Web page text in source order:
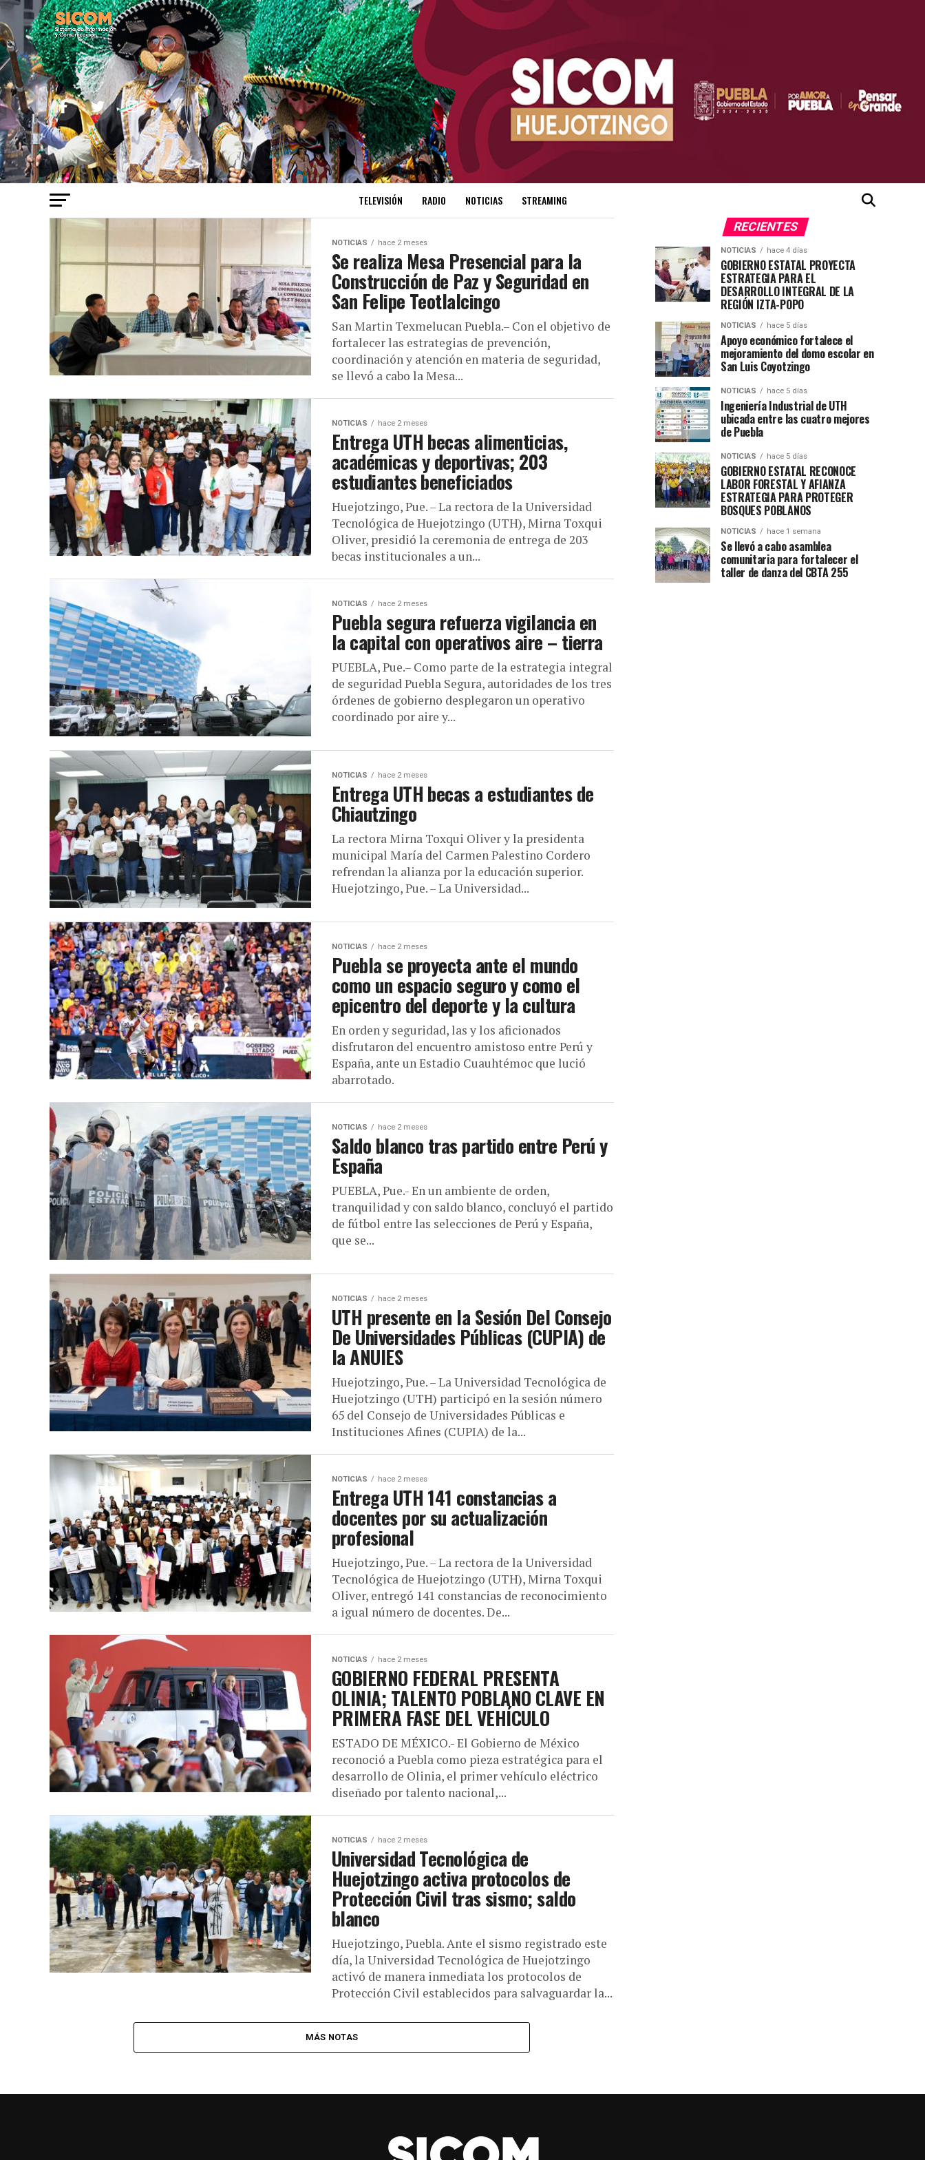
TELEVISIÓN RADIO NOTICIAS STREAMING
NOTICIAS hace 2 meses
Se realiza Mesa Presencial para la
Construcción de Paz y Seguridad en
San Felipe Teotlalcingo
San Martin Texmelucan Puebla.– Con el objetivo de
fortalecer las estrategias de prevención,
coordinación y atención en materia de seguridad,
se llevó a cabo la Mesa...
NOTICIAS hace 2 meses
Entrega UTH becas alimenticias,
académicas y deportivas; 203
estudiantes beneficiados
Huejotzingo, Pue. – La rectora de la Universidad
Tecnológica de Huejotzingo (UTH), Mirna Toxqui
Oliver, presidió la ceremonia de entrega de 203
becas institucionales a un...
NOTICIAS hace 2 meses
Puebla segura refuerza vigilancia en
la capital con operativos aire – tierra
PUEBLA, Pue.– Como parte de la estrategia integral
de seguridad Puebla Segura, autoridades de los tres
órdenes de gobierno desplegaron un operativo
coordinado por aire y...
NOTICIAS hace 2 meses
Entrega UTH becas a estudiantes de
Chiautzingo
La rectora Mirna Toxqui Oliver y la presidenta
municipal María del Carmen Palestino Cordero
refrendan la alianza por la educación superior.
Huejotzingo, Pue. – La Universidad...
NOTICIAS hace 2 meses
Puebla se proyecta ante el mundo
como un espacio seguro y como el
epicentro del deporte y la cultura
En orden y seguridad, las y los aficionados
disfrutaron del encuentro amistoso entre Perú y
España, ante un Estadio Cuauhtémoc que lució
abarrotado.
NOTICIAS hace 2 meses
Saldo blanco tras partido entre Perú y
España
PUEBLA, Pue.- En un ambiente de orden,
tranquilidad y con saldo blanco, concluyó el partido
de fútbol entre las selecciones de Perú y España,
que se...
NOTICIAS hace 2 meses
UTH presente en la Sesión Del Consejo
De Universidades Públicas (CUPIA) de
la ANUIES
Huejotzingo, Pue. – La Universidad Tecnológica de
Huejotzingo (UTH) participó en la sesión número
65 del Consejo de Universidades Públicas e
Instituciones Afines (CUPIA) de la...
NOTICIAS hace 2 meses
Entrega UTH 141 constancias a
docentes por su actualización
profesional
Huejotzingo, Pue. – La rectora de la Universidad
Tecnológica de Huejotzingo (UTH), Mirna Toxqui
Oliver, entregó 141 constancias de reconocimiento
a igual número de docentes. De...
NOTICIAS hace 2 meses
GOBIERNO FEDERAL PRESENTA
OLINIA; TALENTO POBLANO CLAVE EN
PRIMERA FASE DEL VEHÍCULO
ESTADO DE MÉXICO.- El Gobierno de México
reconoció a Puebla como pieza estratégica para el
desarrollo de Olinia, el primer vehículo eléctrico
diseñado por talento nacional,...
NOTICIAS hace 2 meses
Universidad Tecnológica de
Huejotzingo activa protocolos de
Protección Civil tras sismo; saldo
blanco
Huejotzingo, Puebla. Ante el sismo registrado este
día, la Universidad Tecnológica de Huejotzingo
activó de manera inmediata los protocolos de
Protección Civil establecidos para salvaguardar la...
MÁS NOTAS
RECIENTES
NOTICIAS hace 4 días
GOBIERNO ESTATAL PROYECTA
ESTRATEGIA PARA EL
DESARROLLO INTEGRAL DE LA
REGIÓN IZTA-POPO
NOTICIAS hace 5 días
Apoyo económico fortalece el
mejoramiento del domo escolar en
San Luis Coyotzingo
NOTICIAS hace 5 días
Ingeniería Industrial de UTH
ubicada entre las cuatro mejores
de Puebla
NOTICIAS hace 5 días
GOBIERNO ESTATAL RECONOCE
LABOR FORESTAL Y AFIANZA
ESTRATEGIA PARA PROTEGER
BOSQUES POBLANOS
NOTICIAS hace 1 semana
Se llevó a cabo asamblea
comunitaria para fortalecer el
taller de danza del CBTA 255